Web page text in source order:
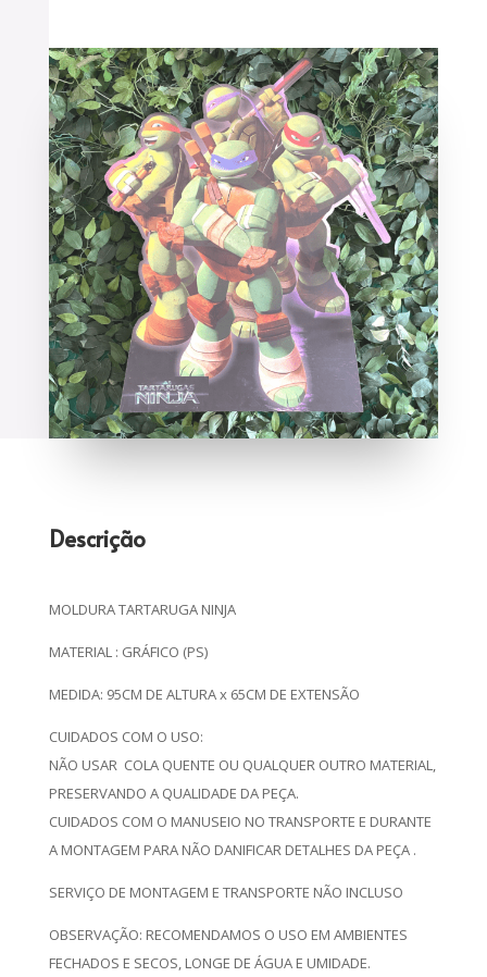
Descrição
MOLDURA TARTARUGA NINJA
MATERIAL : GRÁFICO (PS)
MEDIDA: 95CM DE ALTURA x 65CM DE EXTENSÃO
CUIDADOS COM O USO:
NÃO USAR COLA QUENTE OU QUALQUER OUTRO MATERIAL,
PRESERVANDO A QUALIDADE DA PEÇA.
CUIDADOS COM O MANUSEIO NO TRANSPORTE E DURANTE
A MONTAGEM PARA NÃO DANIFICAR DETALHES DA PEÇA .
SERVIÇO DE MONTAGEM E TRANSPORTE NÃO INCLUSO
OBSERVAÇÃO: RECOMENDAMOS O USO EM AMBIENTES
FECHADOS E SECOS, LONGE DE ÁGUA E UMIDADE.